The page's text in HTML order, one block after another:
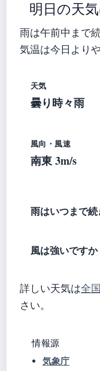
明日の天
雨は午前中まで
気温は今日より
天気
曇り時々雨
風向・風速
南東 3m/s
雨はいつまで続
風は強いですか
詳しい天気は全
さい。
情報源
気象庁